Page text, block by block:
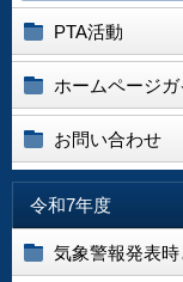
PTA活動
ホームページ
お問い合わせ
令和7年度
気象警報発表